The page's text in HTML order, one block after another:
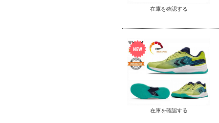
在庫を確認する
在庫を確認する